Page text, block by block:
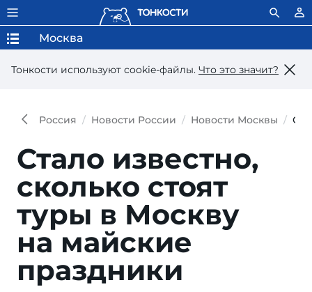
Тонкости используют сookie-файлы. Что это значит?
Москва
Россия Новости России Новости Москвы
Стало известно,
сколько стоят
туры в Москву
на майские
праздники